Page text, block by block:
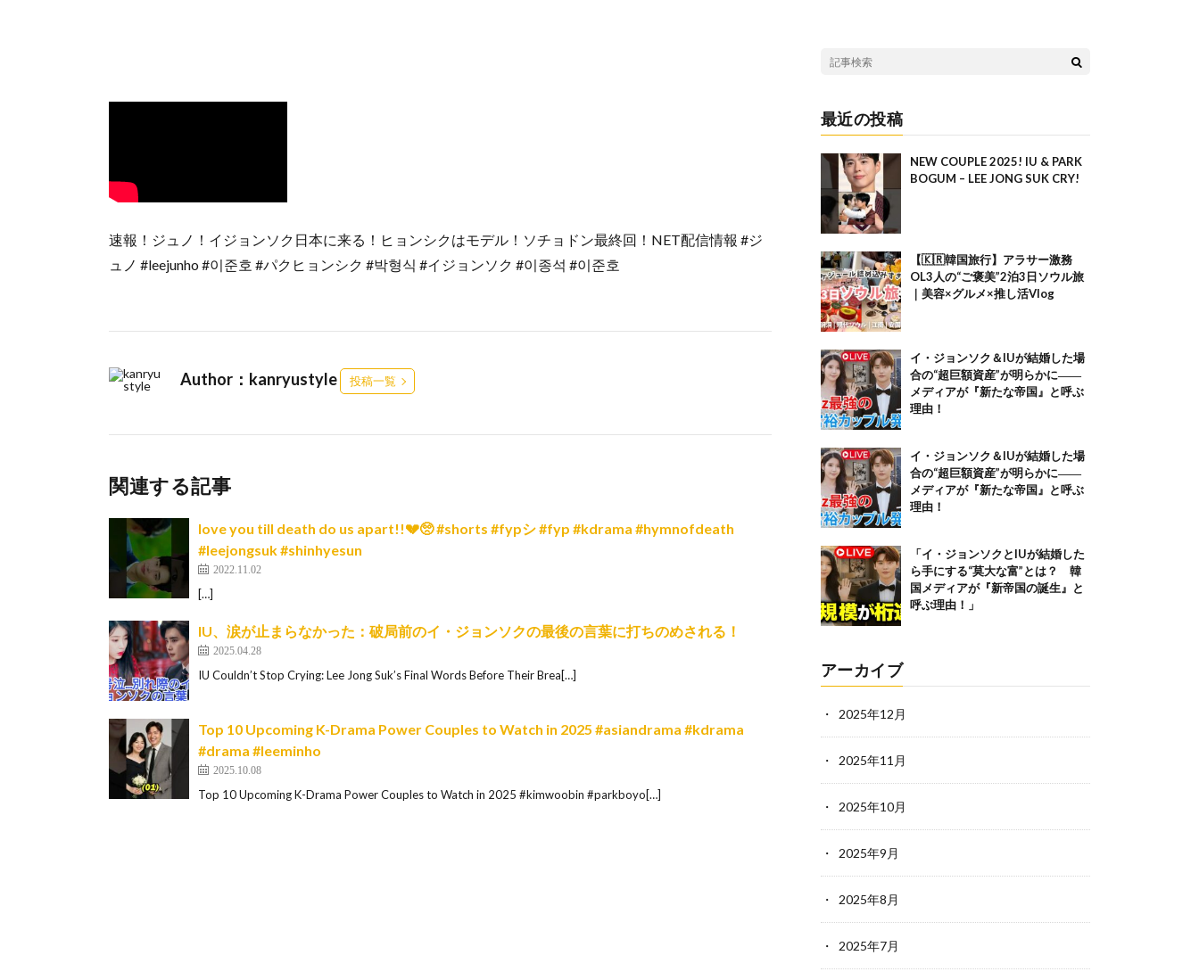
速報！ジュノ！イジョンソク日本に来る！ヒョンシクはモデル！ソチョドン最終回！NET配信情報 #ジ
ュノ #leejunho #이준호 #パクヒョンシク #박형식 #イジョンソク #이종석 #이준호
Author：kanryustyle 投稿一覧
関連する記事
love you till death do us apart!!💔🥺 #shorts #fypシ #fyp #kdrama #hymnofdeath
#leejongsuk #shinhyesun
2022.11.02
[…]
IU、涙が止まらなかった：破局前のイ・ジョンソクの最後の言葉に打ちのめされる！
2025.04.28
IU Couldn’t Stop Crying: Lee Jong Suk’s Final Words Before Their Brea[…]
Top 10 Upcoming K-Drama Power Couples to Watch in 2025 #asiandrama #kdrama
#drama #leeminho
2025.10.08
Top 10 Upcoming K-Drama Power Couples to Watch in 2025 #kimwoobin #parkboyo[…]
最近の投稿
NEW COUPLE 2025! IU & PARK
BOGUM – LEE JONG SUK CRY!
【🇰🇷韓国旅行】アラサー激務
OL3人の“ご褒美”2泊3日ソウル旅
｜美容×グルメ×推し活Vlog
イ・ジョンソク＆IUが結婚した場
合の“超巨額資産”が明らかに――
メディアが『新たな帝国』と呼ぶ
理由！
イ・ジョンソク＆IUが結婚した場
合の“超巨額資産”が明らかに――
メディアが『新たな帝国』と呼ぶ
理由！
「イ・ジョンソクとIUが結婚した
ら手にする“莫大な富”とは？ 韓
国メディアが『新帝国の誕生』と
呼ぶ理由！」
アーカイブ
2025年12月
2025年11月
2025年10月
2025年9月
2025年8月
2025年7月